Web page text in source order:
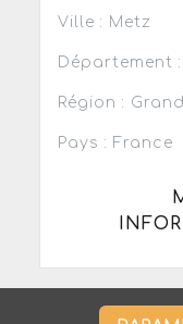
Ville : Metz
Département
Région :
Pays : France